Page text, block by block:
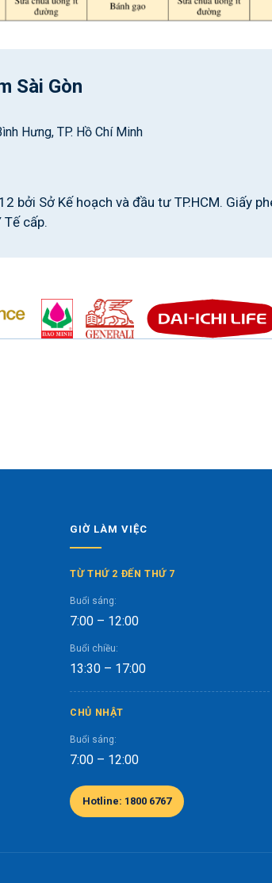
Sài Gòn
Hưng, TP. Hồ Chí Minh
Sở Kế hoạch và đầu tư TP.HCM. Giấy
Tế cấp.
GIỜ LÀM VIỆC
TỪ THỨ 2 ĐẾN THỨ 7
Buổi sáng:
7:00 – 12:00
Buổi chiều:
13:30 – 17:00
CHỦ NHẬT
Buổi sáng:
7:00 – 12:00
Hotline: 1800 6767